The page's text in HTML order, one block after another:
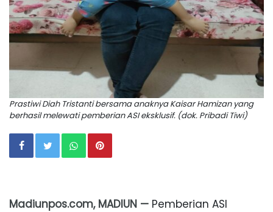
Prastiwi Diah Tristanti bersama anaknya Kaisar Hamizan yang
berhasil melewati pemberian ASI eksklusif. (dok. Pribadi Tiwi)
Madiunpos.com, MADIUN — Pemberian ASI